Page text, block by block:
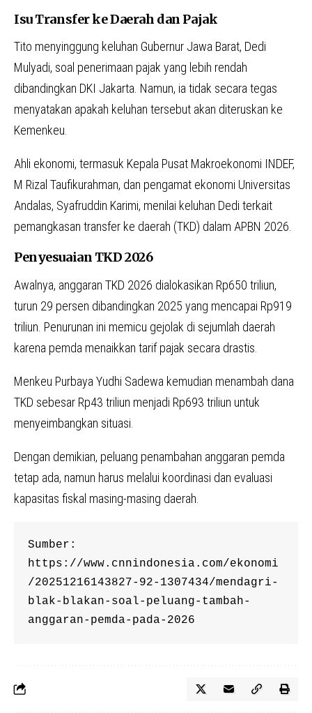
Isu Transfer ke Daerah dan Pajak
Tito menyinggung keluhan Gubernur Jawa Barat, Dedi
Mulyadi, soal penerimaan pajak yang lebih rendah
dibandingkan DKI Jakarta. Namun, ia tidak secara tegas
menyatakan apakah keluhan tersebut akan diteruskan ke
Kemenkeu.
Ahli ekonomi, termasuk Kepala Pusat Makroekonomi INDEF,
M Rizal Taufikurahman, dan pengamat ekonomi Universitas
Andalas, Syafruddin Karimi, menilai keluhan Dedi terkait
pemangkasan transfer ke daerah (TKD) dalam APBN 2026.
Penyesuaian TKD 2026
Awalnya, anggaran TKD 2026 dialokasikan Rp650 triliun,
turun 29 persen dibandingkan 2025 yang mencapai Rp919
triliun. Penurunan ini memicu gejolak di sejumlah daerah
karena pemda menaikkan tarif pajak secara drastis.
Menkeu Purbaya Yudhi Sadewa kemudian menambah dana
TKD sebesar Rp43 triliun menjadi Rp693 triliun untuk
menyeimbangkan situasi.
Dengan demikian, peluang penambahan anggaran pemda
tetap ada, namun harus melalui koordinasi dan evaluasi
kapasitas fiskal masing-masing daerah.
Sumber:
https://www.cnnindonesia.com/ekonomi
/20251216143827-92-1307434/mendagri-
blak-blakan-soal-peluang-tambah-
anggaran-pemda-pada-2026